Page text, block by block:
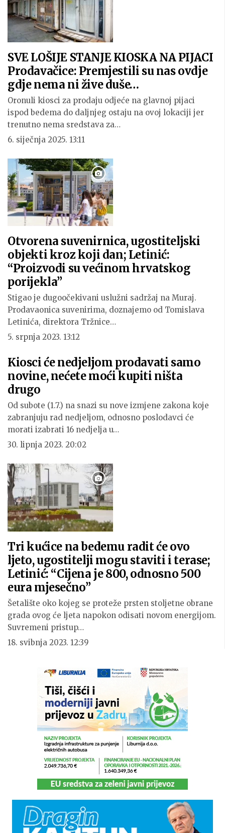
SVE LOŠIJE STANJE KIOSKA NA PIJACI
Prodavačice: Premjestili su nas ovdje
gdje nema ni žive duše…
Oronuli kiosci za prodaju odjeće na glavnoj pijaci
ispod bedema do daljnjeg ostaju na ovoj lokaciji jer
trenutno nema sredstava za…
6. siječnja 2025. 13:11
Otvorena suvenirnica, ugostiteljski
objekti kroz koji dan; Letinić:
“Proizvodi su većinom hrvatskog
porijekla”
Stigao je dugoočekivani uslužni sadržaj na Muraj.
Prodavaonica suvenirima, doznajemo od Tomislava
Letinića, direktora Tržnice…
5. srpnja 2023. 13:12
Kiosci će nedjeljom prodavati samo
novine, nećete moći kupiti ništa
drugo
Od subote (1.7.) na snazi su nove izmjene zakona koje
zabranjuju rad nedjeljom, odnosno poslodavci će
morati izabrati 16 nedjelja u…
30. lipnja 2023. 20:02
Tri kućice na bedemu radit će ovo
ljeto, ugostitelji mogu staviti i terase;
Letinić: “Cijena je 800, odnosno 500
eura mjesečno”
Šetalište oko kojeg se proteže prsten stoljetne obrane
grada ovog će ljeta napokon odisati novom energijom.
Suvremeni pristup…
18. svibnja 2023. 12:39